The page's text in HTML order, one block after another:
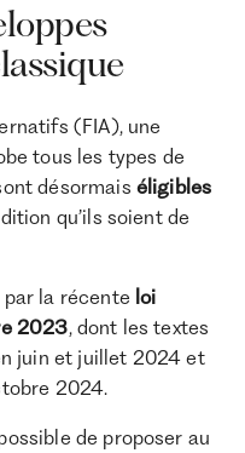
(FIA), une
tous les types de
désormais éligibles
qu’ils soient de
la récente loi
2023, dont les textes
juin et juillet 2024 et
2024.
de proposer au